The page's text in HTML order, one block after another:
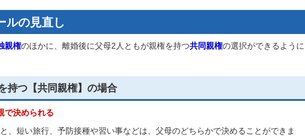
ルの見直し
親権のほかに、離婚後に父母2人ともが親権を持つ共同親権の選択ができるように
持つ【共同親権】の場合
で決められる
、短い旅行、予防接種や習い事などは、父母のどちらかで決めることができま